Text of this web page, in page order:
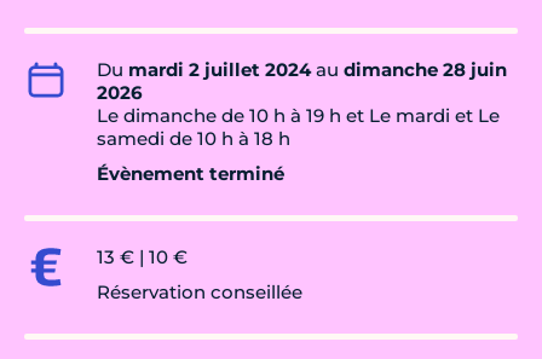
Du mardi 2 juillet 2024au dimanche 28 juin
2026
Le dimanche de 10 h à 19 h et Le mardi et Le
samedi de 10 h à 18 h
Évènement terminé
13 € | 10 €
Réservation conseillée